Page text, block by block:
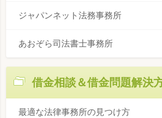
ジャパンネット法務事務所
あおぞら司法書士事務所
借金相談＆借金問題解決
最適な法律事務所の見つけ方